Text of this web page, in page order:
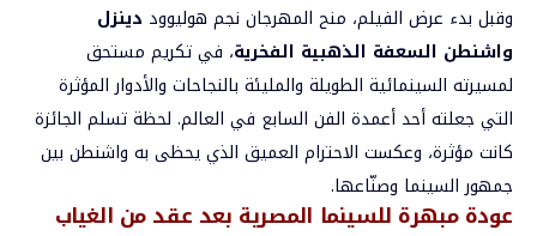
وقبل بدء عرض الفيلم، منح المهرجان نجم هوليوود دينزل
واشنطن السعفة الذهبية الفخرية، في تكريم مستحق
لمسيرته السينمائية الطويلة والمليئة بالنجاحات والأدوار المؤثرة
التي جعلته أحد أعمدة الفن السابع في العالم. لحظة تسلم الجائزة
كانت مؤثرة، وعكست الاحترام العميق الذي يحظى به واشنطن بين
جمهور السينما وصنّاعها.
عودة مبهرة للسينما المصرية بعد عقد من الغياب